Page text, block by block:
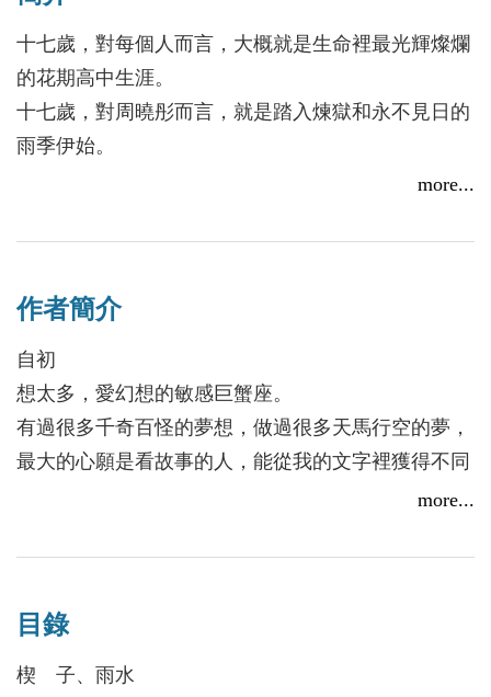
十七歲，對每個人而言，大概就是生命裡最光輝燦爛
的花期高中生涯。
十七歲，對周曉彤而言，就是踏入煉獄和永不見日的
雨季伊始。
她想過無數次自己究竟犯了什麼錯，嘗試了無數種方
卻是徒勞無功。
她問自己，為什麼不乾脆就這麼去死，照著他們的意
願消失在沒有人需要她的世界裡？
「——那邊那位同學！不要想不開！快下來！」
范宇陽闖入了她的世界，叨叨嘮嘮地像個趕不掉的蟲
明明他也很害怕卻勇敢站在她身旁，男孩就像陽光，
more...
作者簡介
自初
想太多，愛幻想的敏感巨蟹座。
有過很多千奇百怪的夢想，做過很多天馬行空的夢，
最大的心願是看故事的人，能從我的文字裡獲得不同
https://www.facebook.com/hatsu72
more...
目錄
楔 子、雨水